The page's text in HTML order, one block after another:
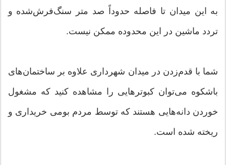
به این میدان تا فاصله حدوداً صد متر سنگ‌فرش‌شده و
تردد ماشین در این محدوده ممکن نیست.
شما با قدم‌زدن در میدان شهرداری علاوه بر ساختمان‌های
باشکوه می‌توان کبوترهایی را مشاهده کنید که مشغول
خوردن دانه‌هایی هستند که توسط مردم بومی خریداری و
ریخته شده است.